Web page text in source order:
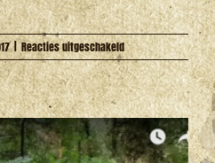
Reacties uitgeschakeldvoor
Scouts
Opkomst
14
oktober
(Speurtocht)